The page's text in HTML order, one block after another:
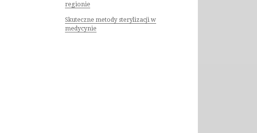
regionie
Skuteczne metody sterylizacji w
medycynie